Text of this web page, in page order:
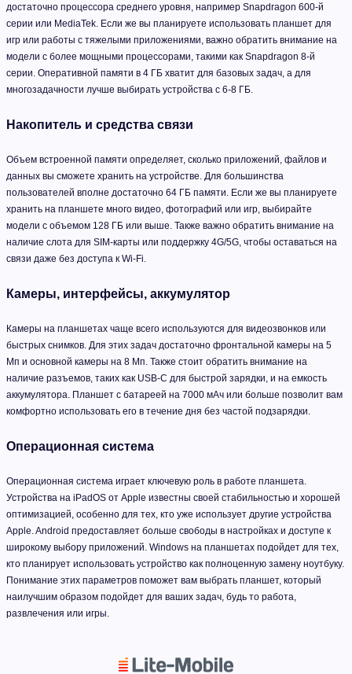
достаточно процессора среднего уровня, например Snapdragon 600-й
серии или MediaTek. Если же вы планируете использовать планшет для
игр или работы с тяжелыми приложениями, важно обратить внимание на
модели с более мощными процессорами, такими как Snapdragon 8-й
серии. Оперативной памяти в 4 ГБ хватит для базовых задач, а для
многозадачности лучше выбирать устройства с 6-8 ГБ.
Накопитель и средства связи
Объем встроенной памяти определяет, сколько приложений, файлов и
данных вы сможете хранить на устройстве. Для большинства
пользователей вполне достаточно 64 ГБ памяти. Если же вы планируете
хранить на планшете много видео, фотографий или игр, выбирайте
модели с объемом 128 ГБ или выше. Также важно обратить внимание на
наличие слота для SIM-карты или поддержку 4G/5G, чтобы оставаться на
связи даже без доступа к Wi-Fi.
Камеры, интерфейсы, аккумулятор
Камеры на планшетах чаще всего используются для видеозвонков или
быстрых снимков. Для этих задач достаточно фронтальной камеры на 5
Мп и основной камеры на 8 Мп. Также стоит обратить внимание на
наличие разъемов, таких как USB-C для быстрой зарядки, и на емкость
аккумулятора. Планшет с батареей на 7000 мАч или больше позволит вам
комфортно использовать его в течение дня без частой подзарядки.
Операционная система
Операционная система играет ключевую роль в работе планшета.
Устройства на iPadOS от Apple известны своей стабильностью и хорошей
оптимизацией, особенно для тех, кто уже использует другие устройства
Apple. Android предоставляет больше свободы в настройках и доступе к
широкому выбору приложений. Windows на планшетах подойдет для тех,
кто планирует использовать устройство как полноценную замену ноутбуку.
Понимание этих параметров поможет вам выбрать планшет, который
наилучшим образом подойдет для ваших задач, будь то работа,
развлечения или игры.